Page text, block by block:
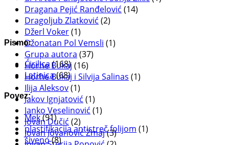
Dragana Pejić Ranđelović (14)
Dragoljub Zlatković (2)
Džerl Voker(1)
Džonatan Pol Vemsli (1)
Grupa autora (37)
Horhe Bukaj (16)
Horhe Bukaj i Silvija Salinas (1)
Ilija Aleksov(1)
Jakov Ignjatović (1)
Janko Veselinović (1)
Jovan Dučić (2)
Jovan Jovanović Zmaj(3)
Pismo:
Ćirilica (168)
Latinica(68)
Povez:
Mek(91)
plastifikacija antistreč folijom (1)
šiveno(8)